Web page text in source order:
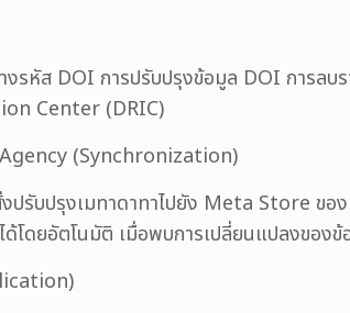
งรหัส DOI การปรับปรุงข้อมูล DOI การ
Center (DRIC)
(Synchronization)
ปรับปรุงเมทาดาทาไปยัง Meta Store
ด้โดยอัตโนมัติ เมื่อพบการเปลี่ยนแปลงของข้